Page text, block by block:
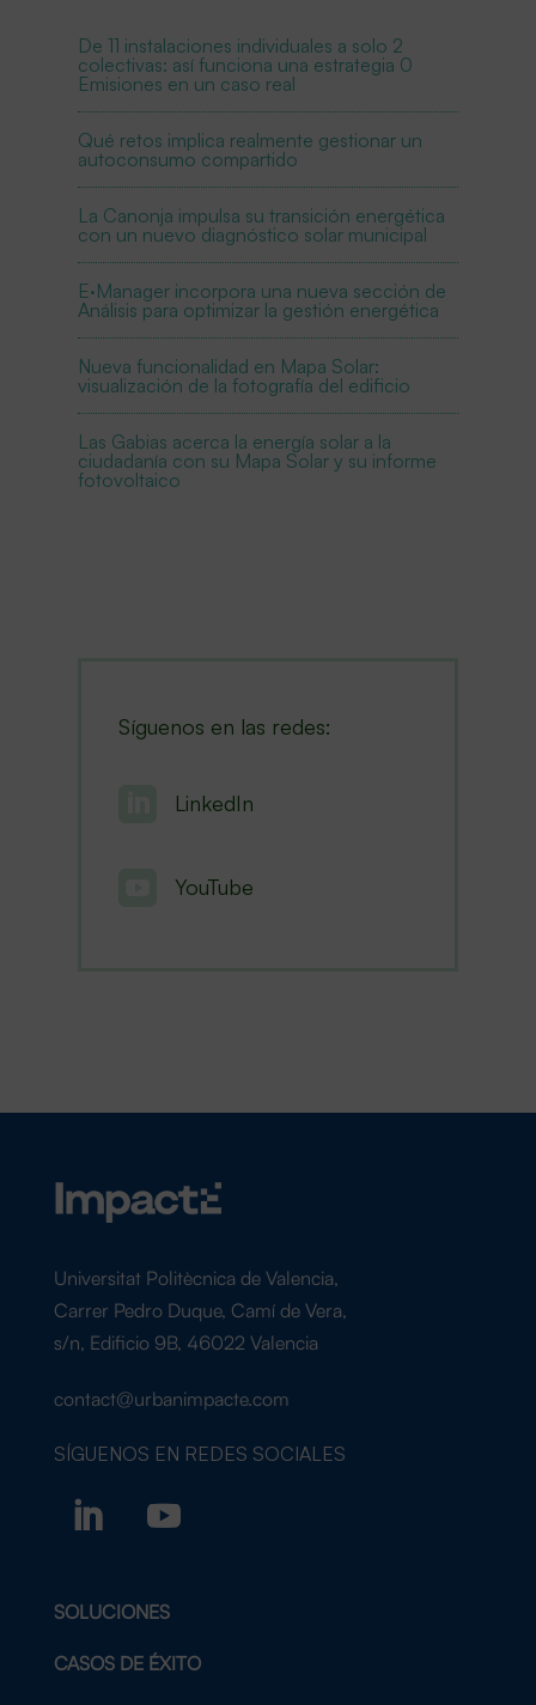
De 11 instalaciones individuales a solo 2
colectivas: así funciona una estrategia 0
Emisiones en un caso real
Qué retos implica realmente gestionar un
autoconsumo compartido
La Canonja impulsa su transición energética
con un nuevo diagnóstico solar municipal
E·Manager incorpora una nueva sección de
Análisis para optimizar la gestión energética
Nueva funcionalidad en Mapa Solar:
visualización de la fotografía del edificio
Las Gabias acerca la energía solar a la
ciudadanía con su Mapa Solar y su informe
fotovoltaico
Síguenos en las redes:
LinkedIn
YouTube
Universitat Politècnica de Valencia,
Carrer Pedro Duque, Camí de Vera,
s/n, Edificio 9B, 46022 Valencia
contact@urbanimpacte.com
SÍGUENOS EN REDES SOCIALES
SOLUCIONES
CASOS DE ÉXITO